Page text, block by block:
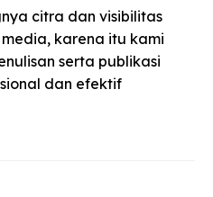
citra dan visibilitas
karena itu kami
serta publikasi
dan efektif